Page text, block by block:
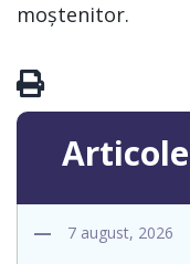
moștenitor.
7 august, 2026